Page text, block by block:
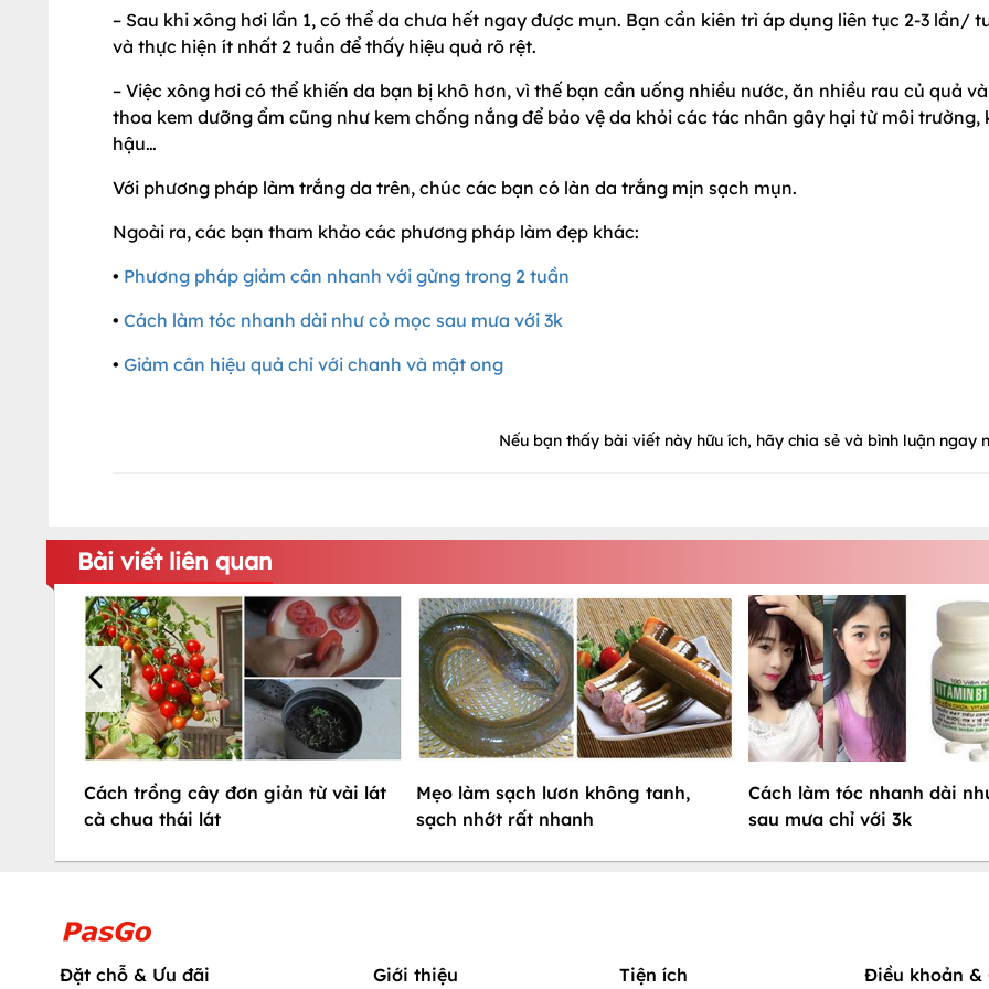
– Sau khi xông hơi lần 1, có thể da chưa hết ngay được mụn. Bạn cần kiên trì áp dụng liên tục 2-3 lần/
và thực hiện ít nhất 2 tuần để thấy hiệu quả rõ rệt.
– Việc xông hơi có thể khiến da bạn bị khô hơn, vì thế bạn cần uống nhiều nước, ăn nhiều rau củ quả và
thoa kem dưỡng ẩm cũng như kem chống nắng để bảo vệ da khỏi các tác nhân gây hại từ môi trường,
hậu…
Với phương pháp làm trắng da trên, chúc các bạn có làn da trắng mịn sạch mụn.
Ngoài ra, các bạn tham khảo các phương pháp làm đẹp khác:
• Phương pháp giảm cân nhanh với gừng trong 2 tuần
• Cách làm tóc nhanh dài như cỏ mọc sau mưa với 3k
• Giảm cân hiệu quả chỉ với chanh và mật ong
Nếu bạn thấy bài viết này hữu ích, hãy chia sẻ và bình luận ngay
Bài viết liên quan
Cách trồng cây đơn giản từ vài lát
cà chua thái lát
Mẹo làm sạch lươn không tanh,
sạch nhớt rất nhanh
Cách làm tóc nhanh dài
sau mưa chỉ với 3k
Đặt chỗ & Ưu đãi Giới thiệu Tiện ích Điều khoản &